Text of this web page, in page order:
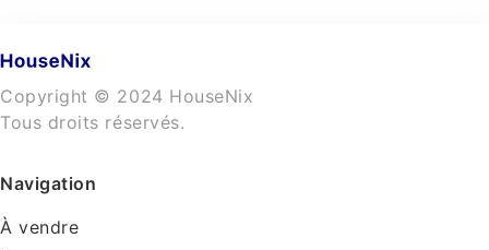
Copyright © 2024 HouseNix
Tous droits réservés.
Navigation
À vendre